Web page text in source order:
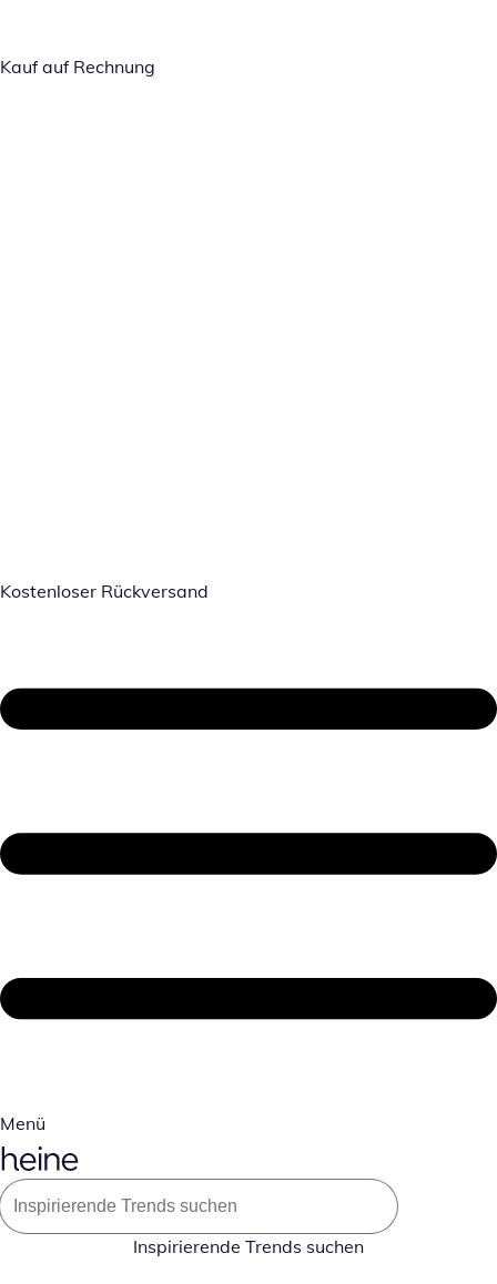
Kauf auf Rechnung
Kostenloser Rückversand
Menü
Inspirierende Trends suchen